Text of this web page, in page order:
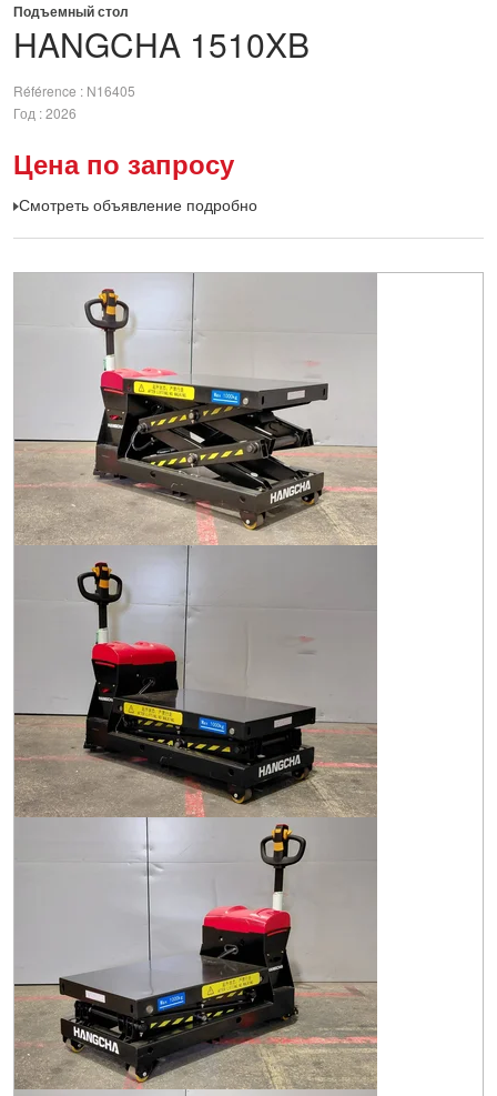
HANGCHA 1510XB
Подъемный стол
Référence
N16405
Год 2026
Цена по запросу
Смотреть объявление подробно